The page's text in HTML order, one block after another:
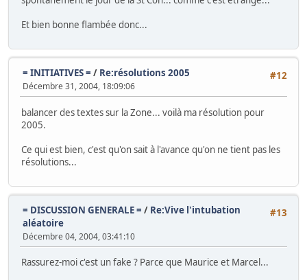
Et bien bonne flambée donc...
#12
= INITIATIVES = / Re:résolutions 2005
Décembre 31, 2004, 18:09:06
balancer des textes sur la Zone... voilà ma résolution pour
2005.
Ce qui est bien, c'est qu'on sait à l'avance qu'on ne tient pas les
résolutions...
#13
= DISCUSSION GENERALE = / Re:Vive l'intubation
aléatoire
Décembre 04, 2004, 03:41:10
Rassurez-moi c'est un fake ? Parce que Maurice et Marcel...